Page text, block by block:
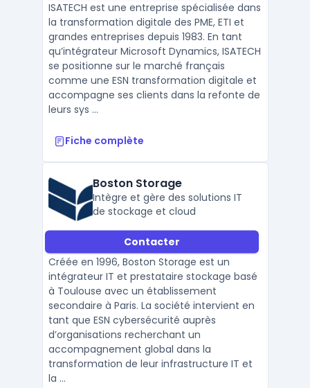
ISATECH est une entreprise spécialisée dans
la transformation digitale des PME, ETI et
grandes entreprises depuis 1983. En tant
qu’intégrateur Microsoft Dynamics, ISATECH
se positionne sur le marché français
comme une ESN transformation digitale et
accompagne ses clients dans la refonte de
leurs sys ...
Fiche complète
Boston Storage
Intègre et gère des solutions IT
de stockage et cloud
Contacter
Créée en 1996, Boston Storage est un
intégrateur IT et prestataire stockage basé
à Toulouse avec un établissement
secondaire à Paris. La société intervient en
tant que ESN cybersécurité auprès
d’organisations recherchant un
accompagnement global dans la
transformation de leur infrastructure IT et
la ...